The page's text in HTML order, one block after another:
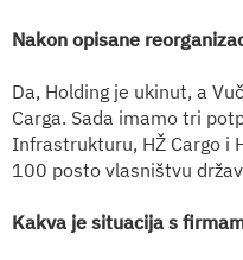
Nakon opisane
Da, Holding je ukinut, a
Carga. Sada imamo tri
Infrastrukturu, HŽ Cargo i
100 posto vlasništvu
Kakva je situacija s